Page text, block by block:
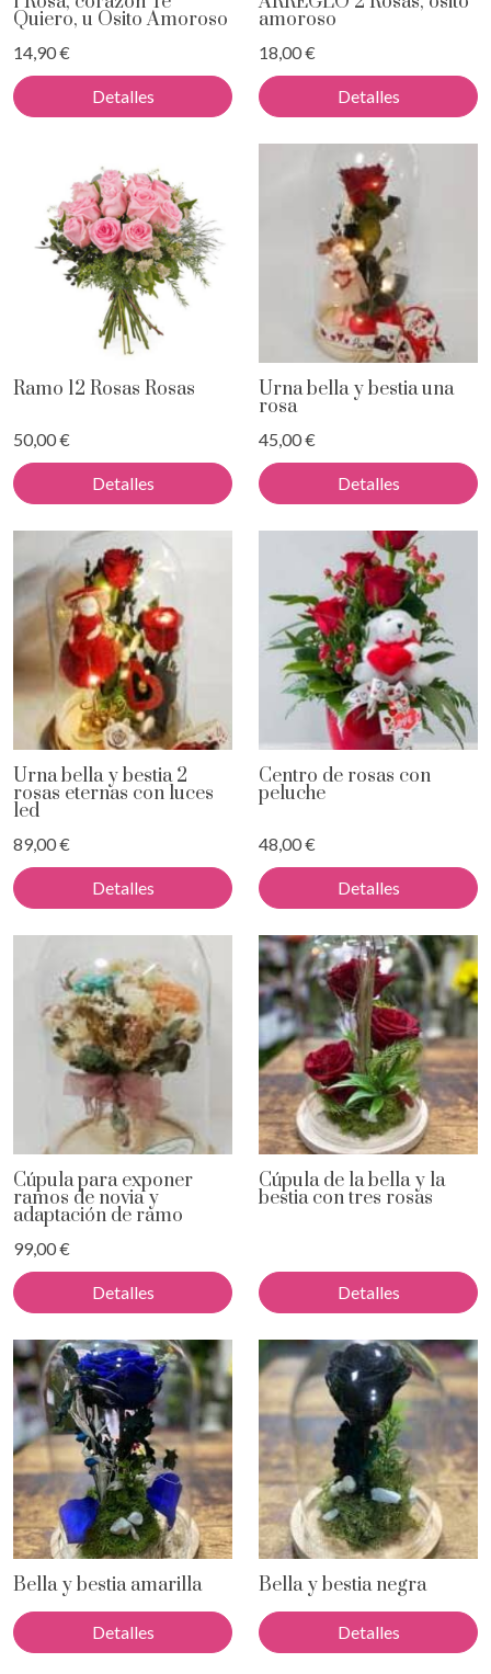
Quiero, u Osito Amoroso
14,90 €
Detalles
amoroso
18,00 €
Detalles
Ramo 12 Rosas Rosas
50,00 €
Detalles
Urna bella y bestia una
rosa
45,00 €
Detalles
Urna bella y bestia 2
rosas eternas con luces
led
89,00 €
Detalles
Centro de rosas con
peluche
48,00 €
Detalles
Cúpula para exponer
ramos de novia y
adaptación de ramo
99,00 €
Detalles
Cúpula de la bella y la
bestia con tres rosas
Detalles
Bella y bestia amarilla
Detalles
Bella y bestia negra
Detalles